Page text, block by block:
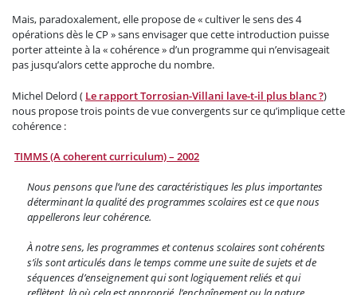
Mais, paradoxalement, elle propose de « cultiver le sens des 4
opérations dès le CP » sans envisager que cette introduction puisse
porter atteinte à la « cohérence » d’un programme qui n’envisageait
pas jusqu’alors cette approche du nombre.
Michel Delord ( Le rapport Torrosian-Villani lave-t-il plus blanc ?)
nous propose trois points de vue convergents sur ce qu’implique cette
cohérence :
TIMMS (A coherent curriculum) – 2002
Nous pensons que l’une des caractéristiques les plus importantes
déterminant la qualité des programmes scolaires est ce que nous
appellerons leur cohérence.
À notre sens, les programmes et contenus scolaires sont cohérents
s’ils sont articulés dans le temps comme une suite de sujets et de
séquences d’enseignement qui sont logiquement reliés et qui